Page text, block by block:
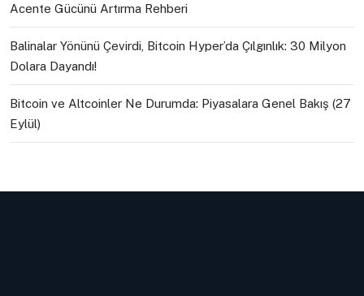
Acente Gücünü Artırma Rehberi
Balinalar Yönünü Çevirdi, Bitcoin Hyper’da Çılgınlık: 30 Milyon
Dolara Dayandı!
Bitcoin ve Altcoinler Ne Durumda: Piyasalara Genel Bakış (27
Eylül)